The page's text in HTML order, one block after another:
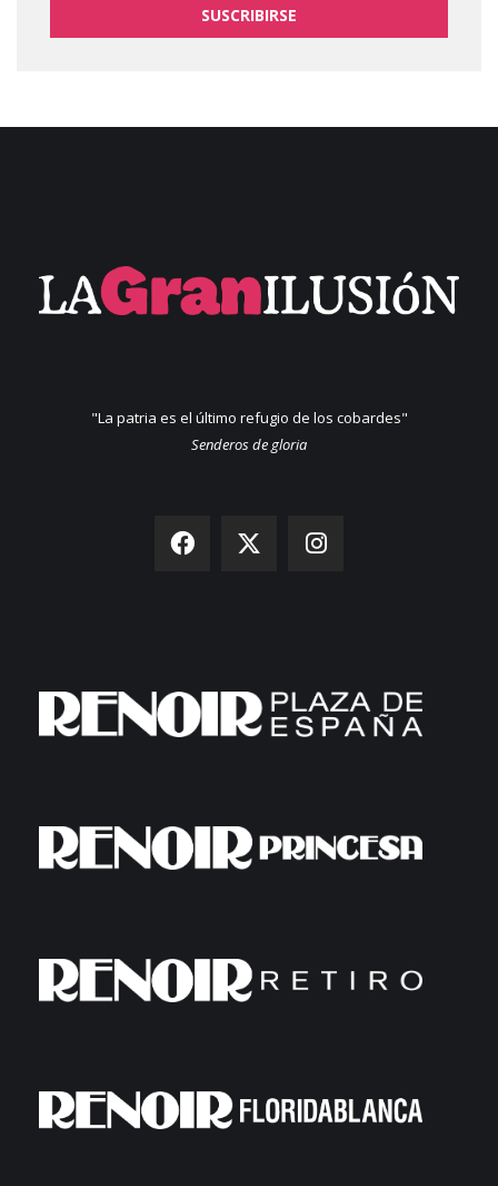
SUSCRIBIRSE
"La patria es el último refugio de los cobardes"
Senderos de gloria